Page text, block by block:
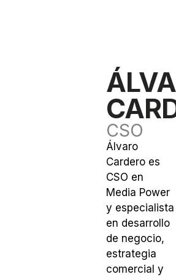
CSO
Álvaro
Cardero es
CSO en
Media Power
y especialista
en desarrollo
de negocio,
estrategia
comercial y